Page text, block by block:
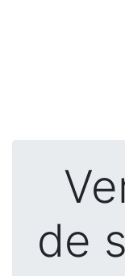
de